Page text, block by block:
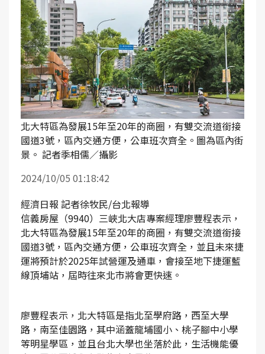
北大特區為發展15年至20年的商圈，有雙交流道銜接
國道3號，區內交通方便，公車班次齊全。圖為區內街
景。 記者季相儒／攝影
2024/10/05 01:18:42
經濟日報 記者徐牧民/台北報導
信義房屋（9940）三峽北大店專案經理廖豐程表示，
北大特區為發展15年至20年的商圈，有雙交流道銜接
國道3號，區內交通方便，公車班次齊全，並且未來捷
運將預計於2025年試營運及通車，會接至地下捷運藍
線頂埔站，屆時往來北市將會更快速。
廖豐程表示，北大特區是指北至學府路，西至大學
路，南至佳園路，其中涵蓋龍埔國小、桃子腳中小學
等明星學區，並且台北大學也坐落於此，生活機能優